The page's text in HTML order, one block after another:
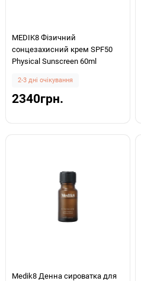
MEDIK8 Фізичний
сонцезахисний крем SPF50
Physical Sunscreen 60ml
2-3 дні очікування
2340грн.
Medik8 Денна сироватка для